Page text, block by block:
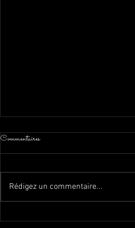
2026年春Haflaしました On a
Commentaires
Rédigez un commentaire...